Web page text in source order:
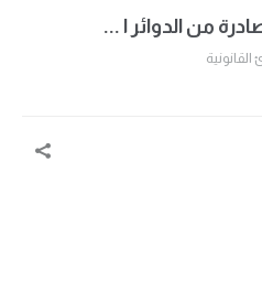
من الدوائر ا ...